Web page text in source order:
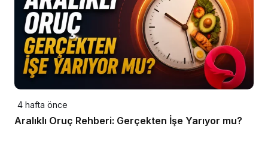
4 hafta önce
Aralıklı Oruç Rehberi: Gerçekten İşe Yarıyor mu?